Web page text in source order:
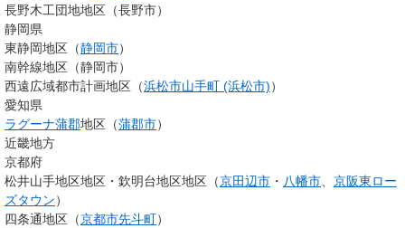
長野木工団地地区（長野市）
静岡県
東静岡地区（静岡市）
南幹線地区（静岡市）
西遠広域都市計画地区（浜松市山手町 (浜松市)）
愛知県
ラグーナ蒲郡地区（蒲郡市）
近畿地方
京都府
松井山手地区地区・欽明台地区地区（京田辺市 ・ 八幡市
京阪東ロー
ズタウン）
四条通地区（京都市先斗町）